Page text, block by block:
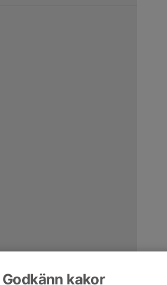
Godkänn kakor